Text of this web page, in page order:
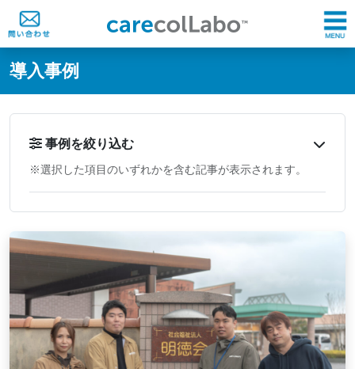
@ -0,0 +1,60 @@
導入事例
事例を絞り込む
※選択した項目のいずれかを含む記事が表示されます。